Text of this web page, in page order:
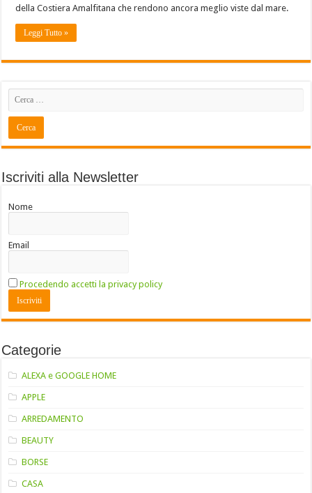
della Costiera Amalfitana che rendono ancora meglio viste dal mare.
Leggi Tutto »
Iscriviti alla Newsletter
Nome
Email
Procedendo accetti la privacy policy
Categorie
ALEXA e GOOGLE HOME
APPLE
ARREDAMENTO
BEAUTY
BORSE
CASA